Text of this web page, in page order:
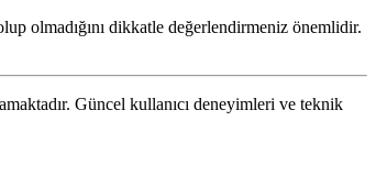
olmadığını dikkatle değerlendirmeniz önemlidir.
Güncel kullanıcı deneyimleri ve teknik